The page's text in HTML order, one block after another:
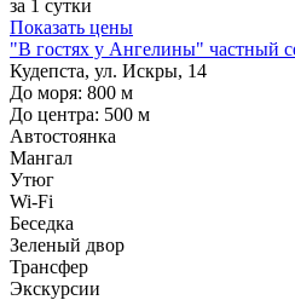
за 1 сутки
Показать цены
"В гостях у Ангелины" частный
Кудепста, ул. Искры, 14
До моря: 800 м
До центра: 500 м
Автостоянка
Мангал
Утюг
Wi-Fi
Беседка
Зеленый двор
Трансфер
Экскурсии